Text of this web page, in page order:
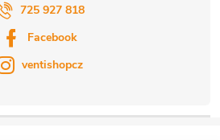
725 927 818
Facebook
ventishopcz